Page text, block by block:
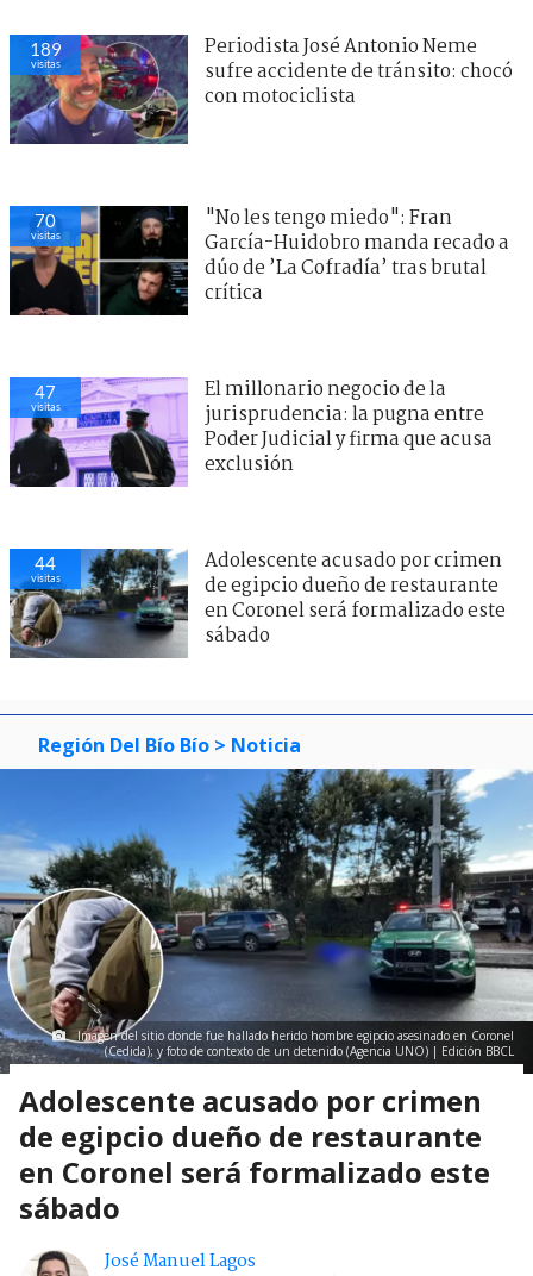
189
visitas
Periodista José Antonio Neme
sufre accidente de tránsito: chocó
con motociclista
70
visitas
"No les tengo miedo": Fran
García-Huidobro manda recado a
dúo de ’La Cofradía’ tras brutal
crítica
47
visitas
El millonario negocio de la
jurisprudencia: la pugna entre
Poder Judicial y firma que acusa
exclusión
44
visitas
Adolescente acusado por crimen
de egipcio dueño de restaurante
en Coronel será formalizado este
sábado
Región Del Bío Bío > Noticia
Imagen del sitio donde fue hallado herido hombre egipcio asesinado en Coronel
(Cedida); y foto de contexto de un detenido (Agencia UNO) | Edición BBCL
Adolescente acusado por crimen
de egipcio dueño de restaurante
en Coronel será formalizado este
sábado
José Manuel Lagos